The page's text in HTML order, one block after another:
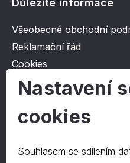
Všeobecné obchodní
Reklamační řád
Cookies
Ochrana osobních údajů
O společnosti
Kontakt
Nastavení
cookies
Souhlasem se sdílením